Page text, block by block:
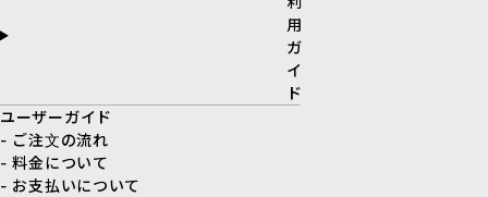
用
ガ
イ
ド
ユーザーガイド
- ご注文の流れ
- 料金について
- お支払いについて